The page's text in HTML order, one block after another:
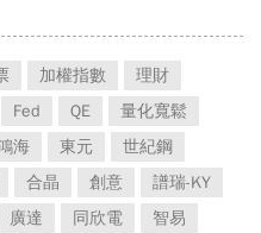
加權指數
理財
Fed QE
量化寬鬆
海 東元
世紀鋼
合晶 創意
譜瑞-KY
廣達 同欣電
智易